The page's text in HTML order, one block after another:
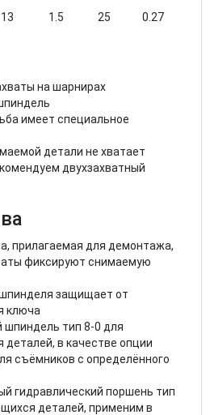
13 1.5 25 0.27
на шарнирах
имеет специальное
детали не хватает
двухзахватный
прилагаемая для демонтажа,
фиксируют снимаемую
шпинделя защищает от
ключа
шпиндель тип 8-0 для
в качестве опции
съёмников с определённого
гидравлический поршень тип
деталей, применим в